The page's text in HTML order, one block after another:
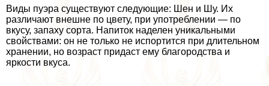
Виды пуэра существуют следующие: Шен и Шу. Их
различают внешне по цвету, при употрeблении — по
вкусу, запаху сорта. Напиток наделен уникальными
свойствами: он не только не испортится при длительном
хранении, но возраст придаст ему благородства и
яркости вкуса.